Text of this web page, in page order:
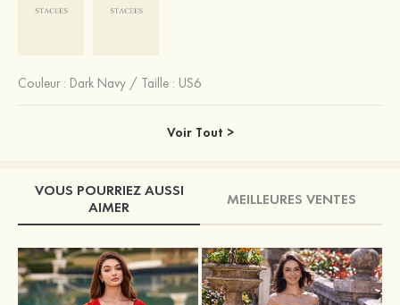
Couleur : Dark Navy / Taille : US6
Voir Tout >
VOUS POURRIEZ AUSSI
AIMER
MEILLEURES VENTES